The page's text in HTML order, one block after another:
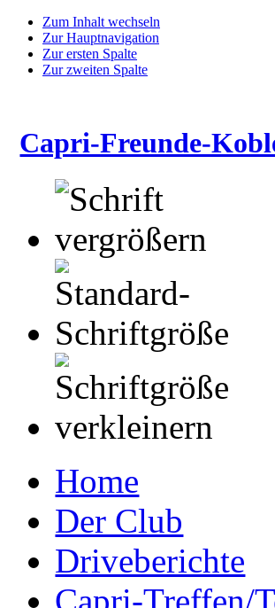
Zum Inhalt wechseln
Zur Hauptnavigation
Zur ersten Spalte
Zur zweiten Spalte
Capri-Freunde-
Home
Der Club
Driveberichte
Capri-Treffen/